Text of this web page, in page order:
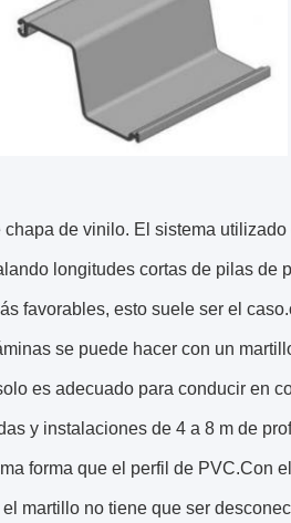
de vinilo. El sistema
longitudes cortas de pilas de
favorables, esto suele ser el
se puede hacer con un
es adecuado para conducir en
y instalaciones de 4 a 8 m de
forma que el perfil de PVC.Con
martillo no tiene que ser